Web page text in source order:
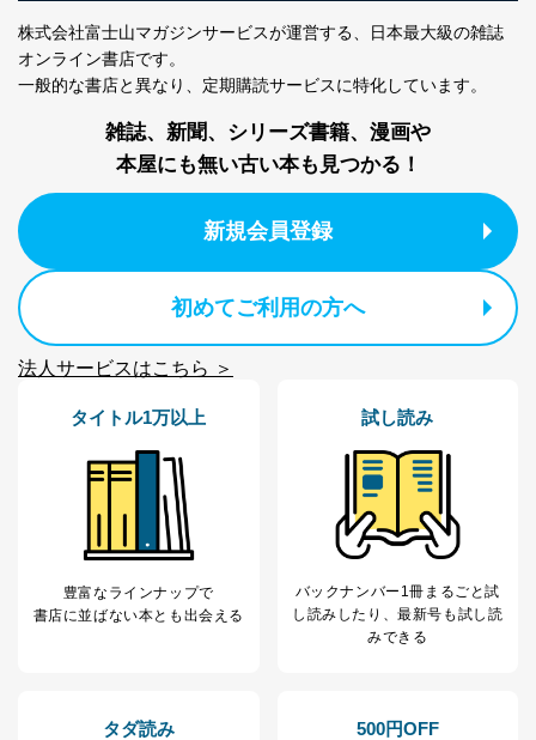
株式会社富士山マガジンサービスが運営する、
日本最大級の雑誌
オンライン書店です。
一般的な書店と異なり、 定期購読サービスに特化しています。
雑誌、新聞、シリーズ書籍、漫画や
本屋にも無い古い本も見つかる！
新規会員登録
初めてご利用の方へ
法人サービスはこちら ＞
タイトル1万以上
豊富なラインナップで
書店に並ばない本とも出会える
試し読み
バックナンバー1冊まるごと試
し読み したり、最新号も試し読
みできる
タダ読み 500円OFF